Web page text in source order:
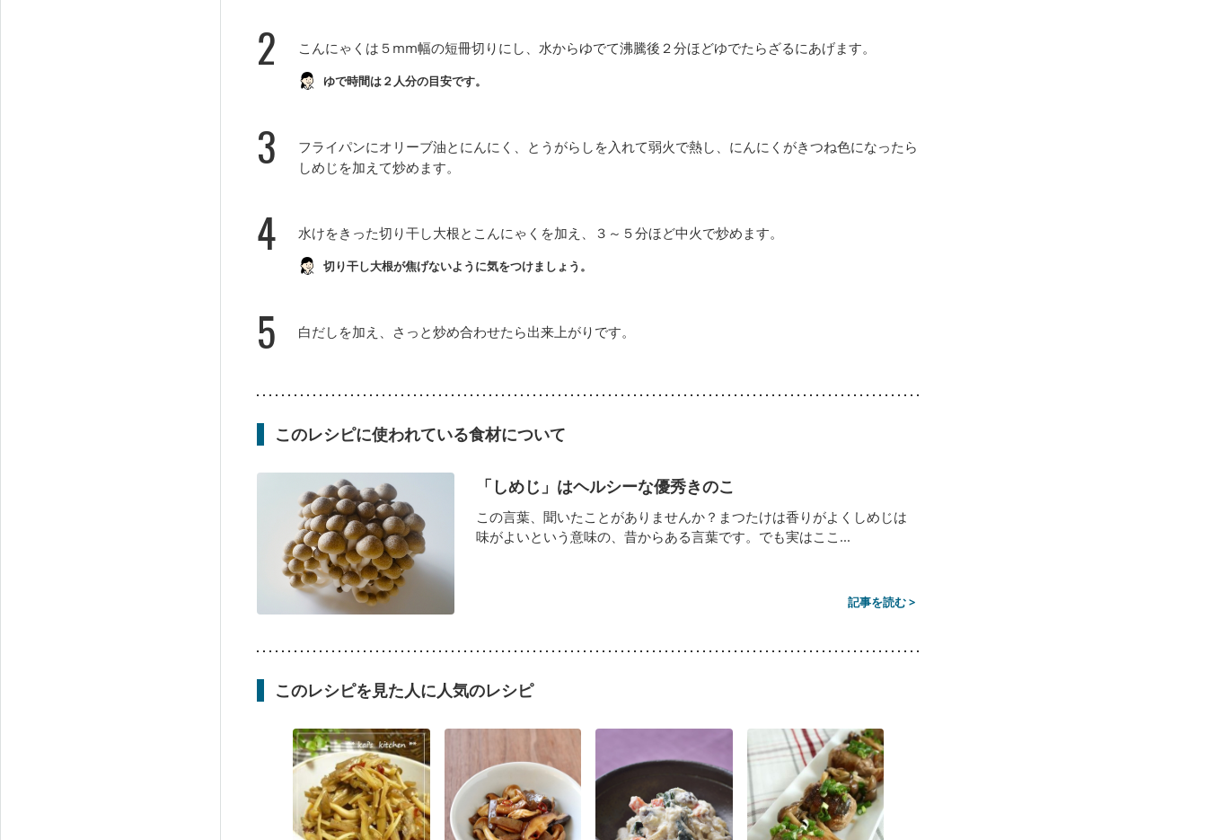
2 こんにゃくは５mm幅の短冊切りにし、水からゆでて沸騰後２分ほどゆでたらざるにあげます。
ゆで時間は２人分の目安です。
3
フライパンにオリーブ油とにんにく、とうがらしを入れて弱火で熱し、にんにくがきつね色になったら
しめじを加えて炒めます。
4 水けをきった切り干し大根とこんにゃくを加え、３～５分ほど中火で炒めます。
切り干し大根が焦げないように気をつけましょう。
5 白だしを加え、さっと炒め合わせたら出来上がりです。
このレシピに使われている食材について
「しめじ」はヘルシーな優秀きのこ
この言葉、聞いたことがありませんか？まつたけは香りがよくしめじは
味がよいという意味の、昔からある言葉です。でも実はここ...
記事を読む >
このレシピを見た人に人気のレシピ